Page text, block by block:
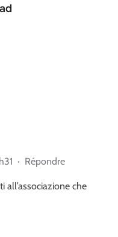
· Répondre
che